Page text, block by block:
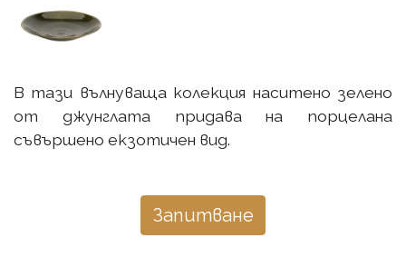
В тази вълнуваща колекция наситено зелено
от джунглата придава на порцелана
съвършено екзотичен вид.
Запитване